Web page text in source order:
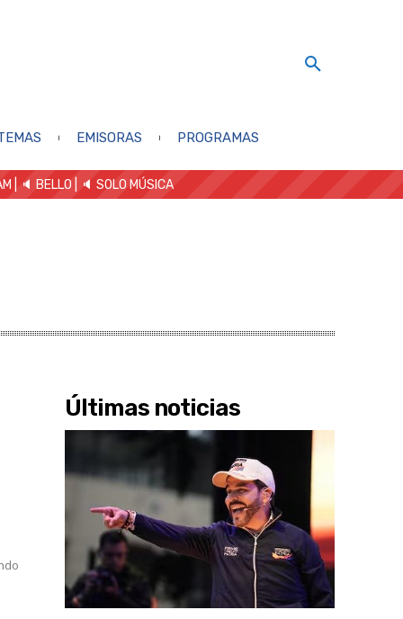
EMISORAS PROGRAMAS
| 🔈 BELLO 🔈 SOLO MÚSICA
Últimas noticias